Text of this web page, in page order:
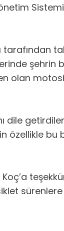
olan
dile
özellikle